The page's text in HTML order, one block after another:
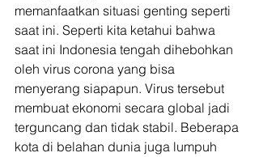
memanfaatkan situasi genting seperti
saat ini. Seperti kita ketahui bahwa
saat ini Indonesia tengah dihebohkan
oleh virus corona yang bisa
menyerang siapapun. Virus tersebut
membuat ekonomi secara global jadi
terguncang dan tidak stabil. Beberapa
kota di belahan dunia juga lumpuh